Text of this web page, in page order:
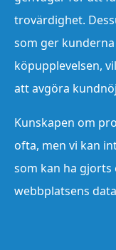
trovärdighet.
som ger
köpupplevelsen,
att avgöra
Kunskapen om
ofta, men vi kan
som kan ha
webbplatsens